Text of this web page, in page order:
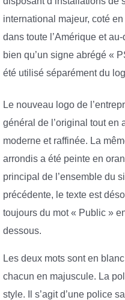
international majeur, coté
dans toute l’Amérique et
bien qu’un signe abrégé «
été utilisé séparément du
Le nouveau logo de
général de l’original tout en
moderne et raffinée. La
arrondis a été peinte en
principal de l’ensemble du
précédente, le texte est
toujours du mot « Public »
dessous.
Les deux mots sont en
chacun en majuscule. La
style. Il s’agit d’une police